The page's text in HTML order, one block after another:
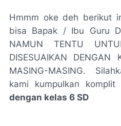
Hmmm oke deh berikut
bisa Bapak / Ibu Guru
NAMUN TENTU
DISESUAIKAN DENGAN
MASING-MASING.
kami kumpulkan komplit
dengan kelas 6 SD